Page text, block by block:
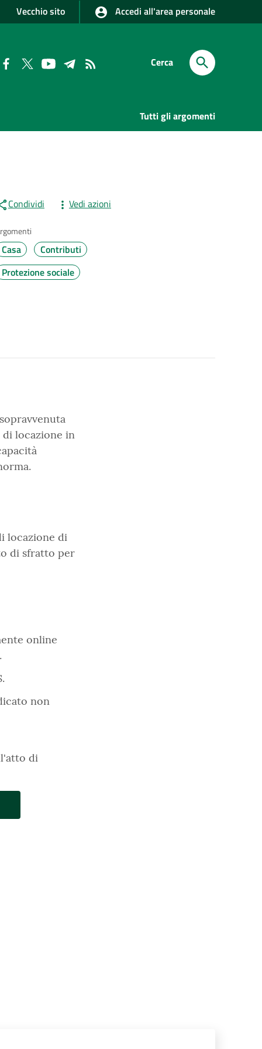
Vecchio sito Accedi all'area personale
Cerca
Tutti gli argomenti
Condividi Vedi azioni
Casa
Contributi
Protezione sociale
di locazione in
locazione di
di sfratto per
online
non
di